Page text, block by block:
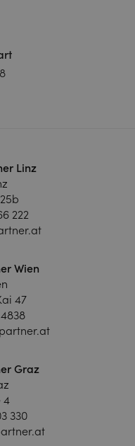
Linz
222
Wien
47
Graz
4
330